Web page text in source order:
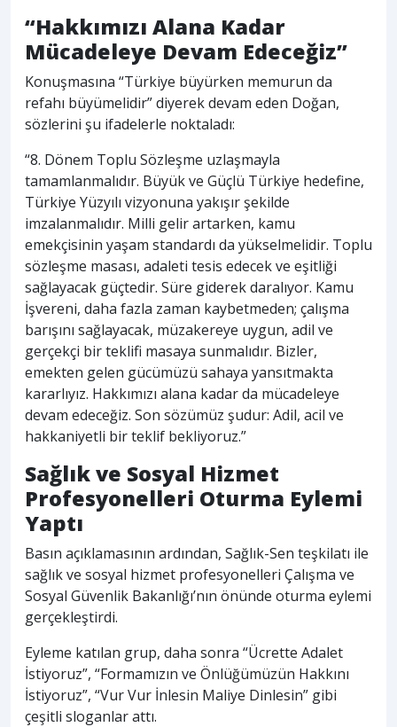
“Hakkımızı Alana Kadar
Mücadeleye Devam Edeceğiz”
Konuşmasına “Türkiye büyürken memurun da
refahı büyümelidir” diyerek devam eden Doğan,
sözlerini şu ifadelerle noktaladı:
“8. Dönem Toplu Sözleşme uzlaşmayla
tamamlanmalıdır. Büyük ve Güçlü Türkiye hedefine,
Türkiye Yüzyılı vizyonuna yakışır şekilde
imzalanmalıdır. Milli gelir artarken, kamu
emekçisinin yaşam standardı da yükselmelidir. Toplu
sözleşme masası, adaleti tesis edecek ve eşitliği
sağlayacak güçtedir. Süre giderek daralıyor. Kamu
İşvereni, daha fazla zaman kaybetmeden; çalışma
barışını sağlayacak, müzakereye uygun, adil ve
gerçekçi bir teklifi masaya sunmalıdır. Bizler,
emekten gelen gücümüzü sahaya yansıtmakta
kararlıyız. Hakkımızı alana kadar da mücadeleye
devam edeceğiz. Son sözümüz şudur: Adil, acil ve
hakkaniyetli bir teklif bekliyoruz.”
Sağlık ve Sosyal Hizmet
Profesyonelleri Oturma Eylemi
Yaptı
Basın açıklamasının ardından, Sağlık-Sen teşkilatı ile
sağlık ve sosyal hizmet profesyonelleri Çalışma ve
Sosyal Güvenlik Bakanlığı’nın önünde oturma eylemi
gerçekleştirdi.
Eyleme katılan grup, daha sonra “Ücrette Adalet
İstiyoruz”, “Formamızın ve Önlüğümüzün Hakkını
İstiyoruz”, “Vur Vur İnlesin Maliye Dinlesin” gibi
çeşitli sloganlar attı.